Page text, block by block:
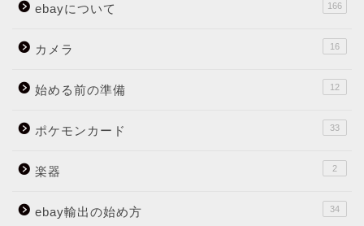
ebayについて 166
カメラ 16
始める前の準備 12
ポケモンカード 33
楽器 2
ebay輸出の始め方 34